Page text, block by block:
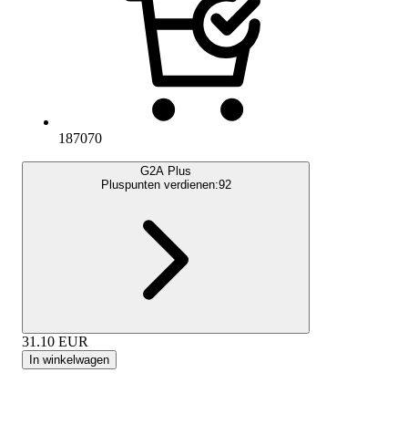
187070
G2A Plus
Pluspunten verdienen:92
31.10 EUR
In winkelwagen